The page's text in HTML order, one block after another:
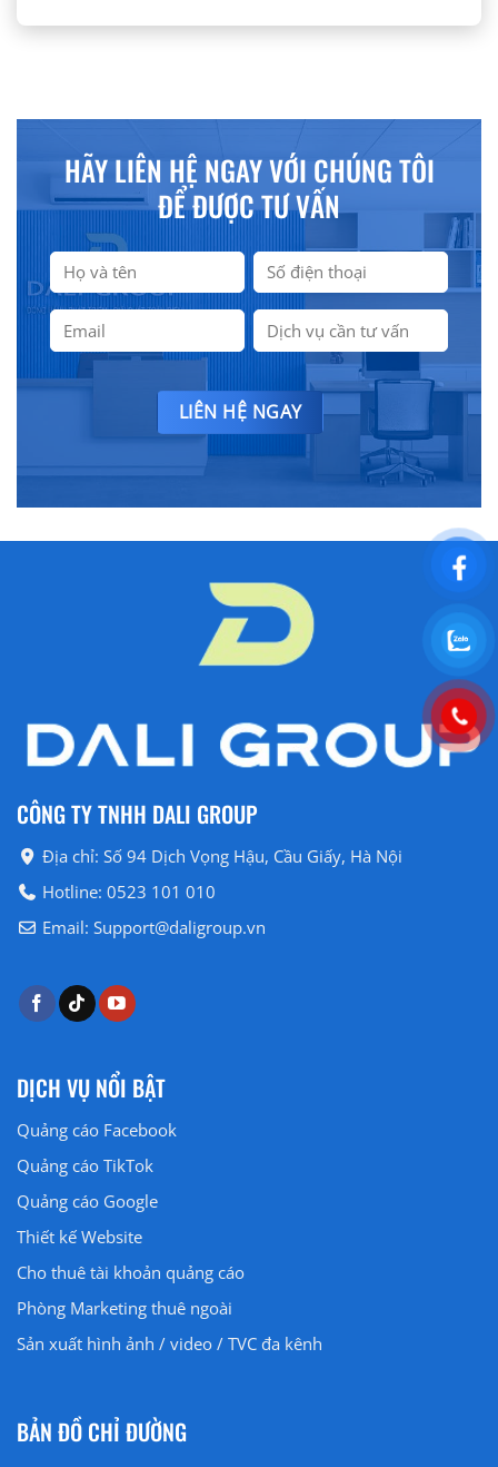
HÃY LIÊN HỆ NGAY VỚI CHÚNG TÔI
ĐỂ ĐƯỢC TƯ VẤN
CÔNG TY TNHH DALI GROUP
Địa chỉ: Số 94 Dịch Vọng Hậu, Cầu Giấy, Hà Nội
Hotline: 0523 101 010
Email: Support@daligroup.vn
DỊCH VỤ NỔI BẬT
Quảng cáo Facebook
Quảng cáo TikTok
Quảng cáo Google
Thiết kế Website
Cho thuê tài khoản quảng cáo
Phòng Marketing thuê ngoài
Sản xuất hình ảnh / video / TVC đa kênh
BẢN ĐỒ CHỈ ĐƯỜNG